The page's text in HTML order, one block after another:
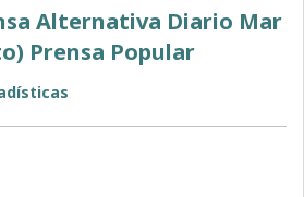
Alternativa Diario Mar
Prensa Popular